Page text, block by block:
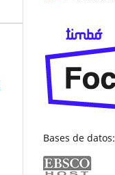
Bases de datos: